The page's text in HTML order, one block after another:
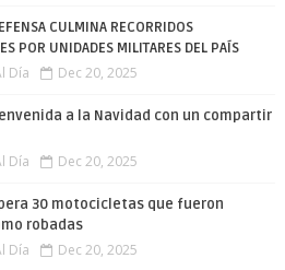
CULMINA RECORRIDOS
POR UNIDADES MILITARES DEL PAÍS
Día Dec 20, 2025
a la Navidad con un compartir
Día Dec 20, 2025
30 motocicletas que fueron
robadas
Día Dec 20, 2025